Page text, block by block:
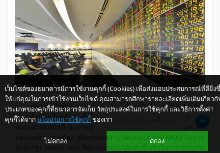
ดัชนีหุ้นไทยชะลอลงปลายสัปดาห์ แต่ยังปิดสูงกว่าสัปดาห์
ก่อน ทั้งนี้หุ้นไทยดีดตัวขึ้นในช่วงแรกตามแรงซื้อคืนหลังร่วง
ลงแรงก่อนหน้านี้ ประกอบกับนักลงทุนคลายความกังวลบางส่วน
ต่อประเด็นการเมือง หลังจากมีความชัดเจนเกี่ยวกับ MOU ในการ
เว็บไซต์ของธนาคารมีการใช้งานคุกกี้ (Cookies) เพื่อส่งมอบประสบการณ์ที่ดียิ่ง
ให้แก่คุณในการเข้าใช้งานเว็บไซต์ คุณสามารถศึกษารายละเอียดเพิ่มเติมเกี่ยวกั
ประเภทของคุกกี้ที่ธนาคารจัดเก็บ วัตถุประสงค์ในการใช้คุกกี้ และวิธีการตั้งค่า
คุกกี้ได้จาก นโยบายการใช้คุกกี้ ของเรา
ไม่ตกลง ตกลง
ให้ K-Buddy ช่วยเหลือคุณ